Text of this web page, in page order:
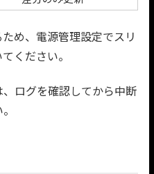
め、電源管理設定でスリ
ください。
ログを確認してから中断